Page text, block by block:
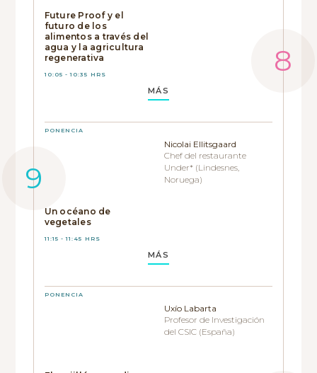
Future Proof y el
futuro de los
alimentos a través del
agua y la agricultura
regenerativa
10:05 - 10:35 HRS
MÁS
PONENCIA
Un océano de
vegetales
11:15 - 11:45 HRS
Nicolai Ellitsgaard
Chef del restaurante
Under* (Lindesnes,
Noruega)
MÁS
PONENCIA
Uxío Labarta
Profesor de Investigación
del CSIC (España)